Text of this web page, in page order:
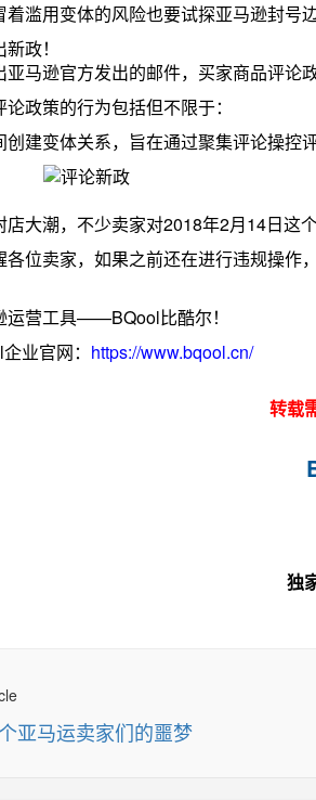
着滥用变体的风险也要试探亚马逊封号
政！
亚马逊官方发出的邮件，买家商品评论
政策的行为包括但不限于：
创建变体关系，旨在通过聚集评论操控
店大潮，不少卖家对2018年2月14日
各位卖家，如果之前还在进行违规操
运营工具——BQool比酷尔！
业官网： https://www.bqool.cn/
转载
独
亚马运卖家们的噩梦